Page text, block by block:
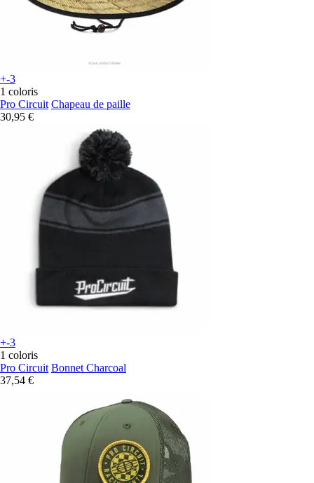
+-3
1 coloris
Pro Circuit Chapeau de paille
30,95 €
+-3
1 coloris
Pro Circuit Bonnet Charcoal
37,54 €